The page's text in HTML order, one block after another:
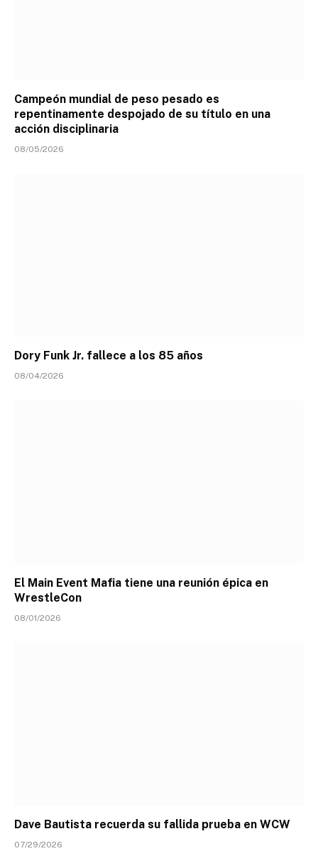
Campeón mundial de peso pesado es
repentinamente despojado de su título en una
acción disciplinaria
08/05/2026
Dory Funk Jr. fallece a los 85 años
08/04/2026
El Main Event Mafia tiene una reunión épica en
WrestleCon
08/01/2026
Dave Bautista recuerda su fallida prueba en WCW
07/29/2026